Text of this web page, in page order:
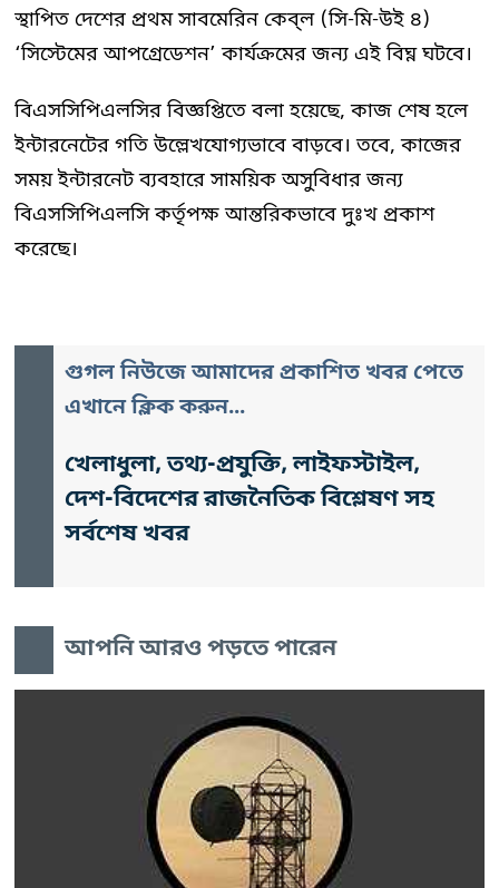
স্থাপিত দেশের প্রথম সাবমেরিন কেব্‌ল (সি-মি-উই ৪)
‘সিস্টেমের আপগ্রেডেশন’ কার্যক্রমের জন্য এই বিঘ্ন ঘটবে।
বিএসসিপিএলসির বিজ্ঞপ্তিতে বলা হয়েছে, কাজ শেষ হলে
ইন্টারনেটের গতি উল্লেখযোগ্যভাবে বাড়বে। তবে, কাজের
সময় ইন্টারনেট ব্যবহারে সাময়িক অসুবিধার জন্য
বিএসসিপিএলসি কর্তৃপক্ষ আন্তরিকভাবে দুঃখ প্রকাশ
করেছে।
গুগল নিউজে আমাদের প্রকাশিত খবর পেতে
এখানে ক্লিক করুন...
খেলাধুলা, তথ্য-প্রযুক্তি, লাইফস্টাইল,
দেশ-বিদেশের রাজনৈতিক বিশ্লেষণ সহ
সর্বশেষ খবর
আপনি আরও পড়তে পারেন